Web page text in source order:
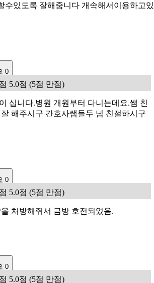
수있도록 잘해줌니다 개속해서이용하고있
0
5.0점 (5점 만점)
십니다.병원 개원부터 다니는데요.쌤 친
해주시구 간호사쌤들두 넘 친절하시구
0
5.0점 (5점 만점)
처방해줘서 금방 호전되었음.
0
5.0점 (5점 만점)